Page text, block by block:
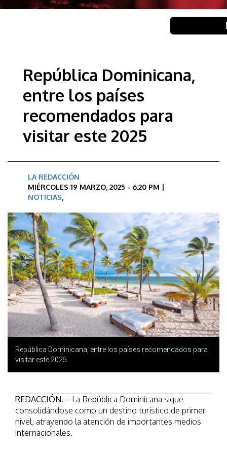
República Dominicana,
entre los países
recomendados para
visitar este 2025
LA REDACCIÓN
MIÉRCOLES 19 MARZO, 2025 - 6:20 PM |
NOTICIAS,
República Dominicana, entre los países recomendados para
visitar este 2025
REDACCIÓN. – La República Dominicana sigue
consolidándose como un destino turístico de primer
nivel, atrayendo la atención de importantes medios
internacionales.